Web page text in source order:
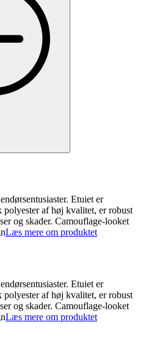
Etuiet er
af høj kvalitet, er robust
og skader. Camouflage-looket
Læs mere om produktet
Etuiet er
af høj kvalitet, er robust
og skader. Camouflage-looket
Læs mere om produktet